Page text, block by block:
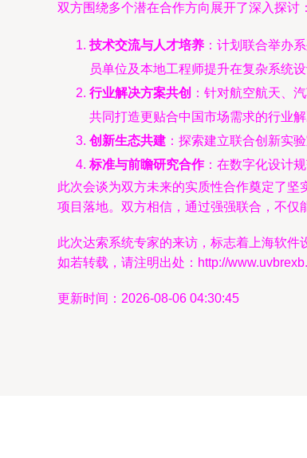
双方围绕多个潜在合作方向展开了深入探讨：
技术交流与人才培养 ：计划联合举办
员单位及本地工程师提升在复杂系统
行业解决方案共创 ：针对航空航天、
共同打造更贴合中国市场需求的行业解
创新生态共建 ：探索建立联合创新实
标准与前瞻研究合作：在数字化设计
此次会谈为双方未来的实质性合作奠定了
项目落地。双方相信，通过强强联合，不仅
此次达索系统专家的来访，标志着上海软件
如若转载，请注明出处：http://
更新时间：2026-08-06 04:30:45